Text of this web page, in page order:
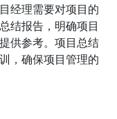
经理需要对项目的
结报告，明确项目
供参考。项目总结
，确保项目管理的